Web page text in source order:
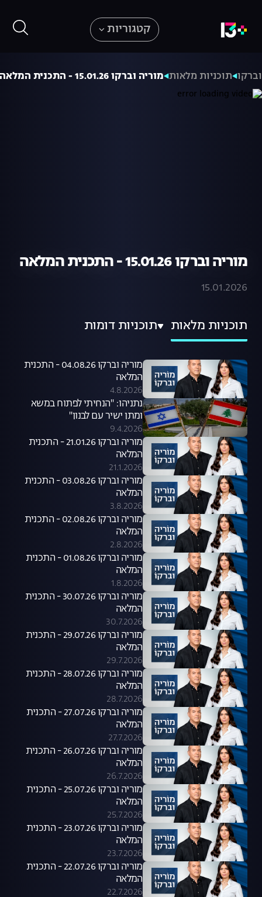
קטגוריות
תוכניות מלאות מוריה וברקו 15.01.26 - התכנית המלאה
מוריה וברקו 15.01.26 - התכנית המלאה
15.01.2026
תוכניות מלאות תוכניות דומות
מוריה וברקו 04.08.26 - התכנית
המלאה
4.8.2026
נתניהו: "הנחיתי לפתוח במשא
ומתן ישיר עם לבנון"
9.4.2026
מוריה וברקו 21.01.26 - התכנית
המלאה
21.1.2026
מוריה וברקו 03.08.26 - התכנית
המלאה
3.8.2026
מוריה וברקו 02.08.26 - התכנית
המלאה
2.8.2026
מוריה וברקו 01.08.26 - התכנית
המלאה
1.8.2026
מוריה וברקו 30.07.26 - התכנית
המלאה
30.7.2026
מוריה וברקו 29.07.26 - התכנית
המלאה
29.7.2026
מוריה וברקו 28.07.26 - התכנית
המלאה
28.7.2026
מוריה וברקו 27.07.26 - התכנית
המלאה
27.7.2026
מוריה וברקו 26.07.26 - התכנית
המלאה
26.7.2026
מוריה וברקו 25.07.26 - התכנית
המלאה
25.7.2026
מוריה וברקו 23.07.26 - התכנית
המלאה
23.7.2026
מוריה וברקו 22.07.26 - התכנית
המלאה
22.7.2026